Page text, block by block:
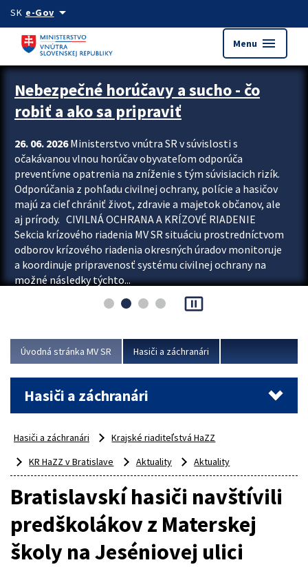
Preskocit na hlavný obsah
SK e-Govarrow_drop_down
Menu menu
Zastavit automatický posun upútavok
Nebezpečné horúčavy a sucho - čo
robiť a ako sa pripraviť
26. 06. 2026Ministerstvo vnútra SR v súvislosti s
očakávanou vlnou horúčav obyvateľom odporúča
preventívne opatrenia na zníženie s tým súvisiacich rizík.
Odporúčania z pohľadu civilnej ochrany, polície a hasičov
majú za cieľ chrániť život, zdravie a majetok občanov, ale
aj prírody. CIVILNÁ OCHRANA A KRÍZOVÉ RIADENIE
Sekcia krízového riadenia MV SR situáciu prostredníctvom
odborov krízového riadenia okresných úradov monitoruje
a koordinuje pripravenosť systému civilnej ochrany na
možné následky týchto...
pause_presentation
Úvodná stránka MV SR Hasiči a záchranári
Hasiči a záchranári
Hasiči a záchranári
Krajské riaditeľstvá HaZZ
KR HaZZ v Bratislave
Aktuality Aktuality
Bratislavskí hasiči navštívili
predškolákov z Materskej
školy na Jeséniovej ulici